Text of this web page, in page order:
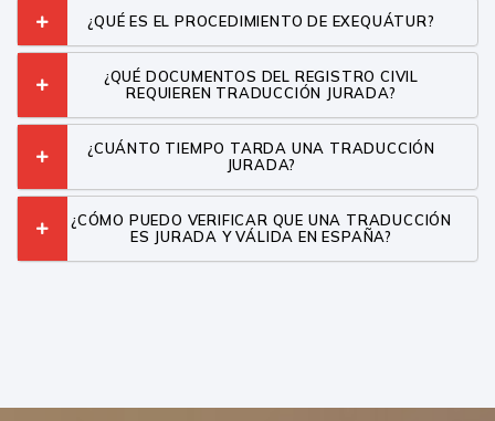
¿QUÉ ES EL PROCEDIMIENTO DE EXEQUÁTUR?
¿QUÉ DOCUMENTOS DEL REGISTRO CIVIL
REQUIEREN TRADUCCIÓN JURADA?
¿CUÁNTO TIEMPO TARDA UNA TRADUCCIÓN
JURADA?
¿CÓMO PUEDO VERIFICAR QUE UNA TRADUCCIÓN
ES JURADA Y VÁLIDA EN ESPAÑA?